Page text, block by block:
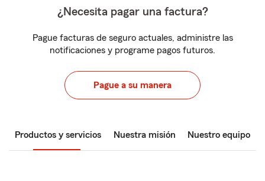
¿Necesita pagar una factura?
Pague facturas de seguro actuales, administre las
notificaciones y programe pagos futuros.
Pague a su manera
Productos y servicios Nuestra misión Nuestro equipo